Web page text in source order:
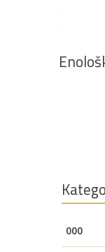
Bijela
tehnika
000